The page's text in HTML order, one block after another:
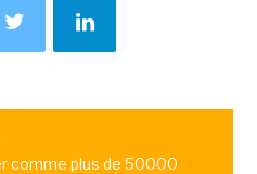
comme plus de 50000